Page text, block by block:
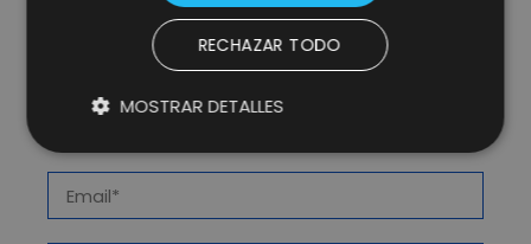
RECHAZAR TODO
MOSTRAR DETALLES